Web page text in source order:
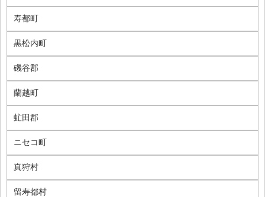
寿都町
黒松内町
磯谷郡
蘭越町
虻田郡
ニセコ町
真狩村
留寿都村